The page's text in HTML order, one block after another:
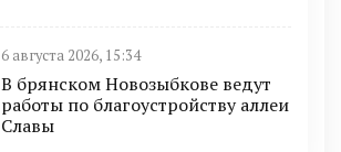
6 августа 2026, 15:34
В брянском Новозыбкове ведут
работы по благоустройству аллеи
Славы